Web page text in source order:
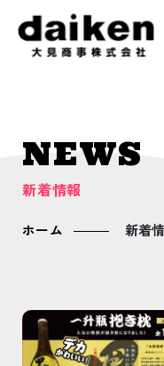
NEWS
新着情報
ホーム 新着